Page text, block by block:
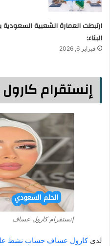
ارتبطت العمارة الشعبية
البناء:
فبراير 6, 2026
إنستقرام
إنستقرام كارول عساف
لدى كارول عساف حساب نشط